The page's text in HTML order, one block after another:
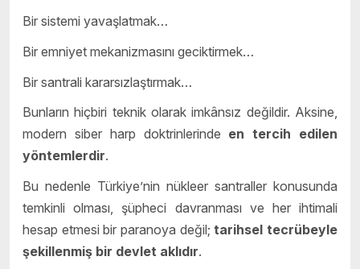
Bir sistemi yavaşlatmak…
Bir emniyet mekanizmasını geciktirmek…
Bir santrali kararsızlaştırmak…
Bunların hiçbiri teknik olarak imkânsız değildir. Aksine,
modern siber harp doktrinlerinde en tercih edilen
yöntemlerdir.
Bu nedenle Türkiye’nin nükleer santraller konusunda
temkinli olması, şüpheci davranması ve her ihtimali
hesap etmesi bir paranoya değil;tarihsel tecrübeyle
şekillenmiş bir devlet aklıdır.